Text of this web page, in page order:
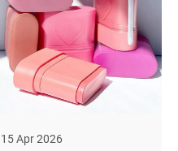
15 Apr 2026